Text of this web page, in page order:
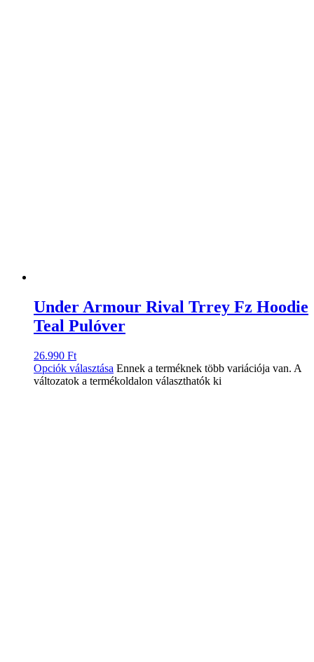
Under Armour Rival Trrey Fz Hoodie
Teal Pulóver
26.990 Ft
Opciók választása Ennek a terméknek több variációja van. A
változatok a termékoldalon választhatók ki